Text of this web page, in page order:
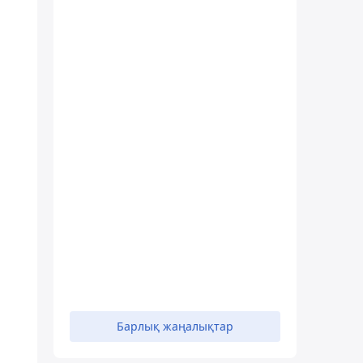
Барлық жаңалықтар